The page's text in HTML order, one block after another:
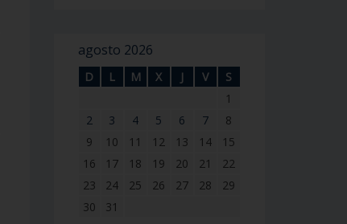
agosto 2026
D L M X J V
S
1
2
3 4 5 6 7
8
9
10 11 12 13 14
15
16
17 18 19 20 21
22
23
24 25 26 27 28
29
30
31